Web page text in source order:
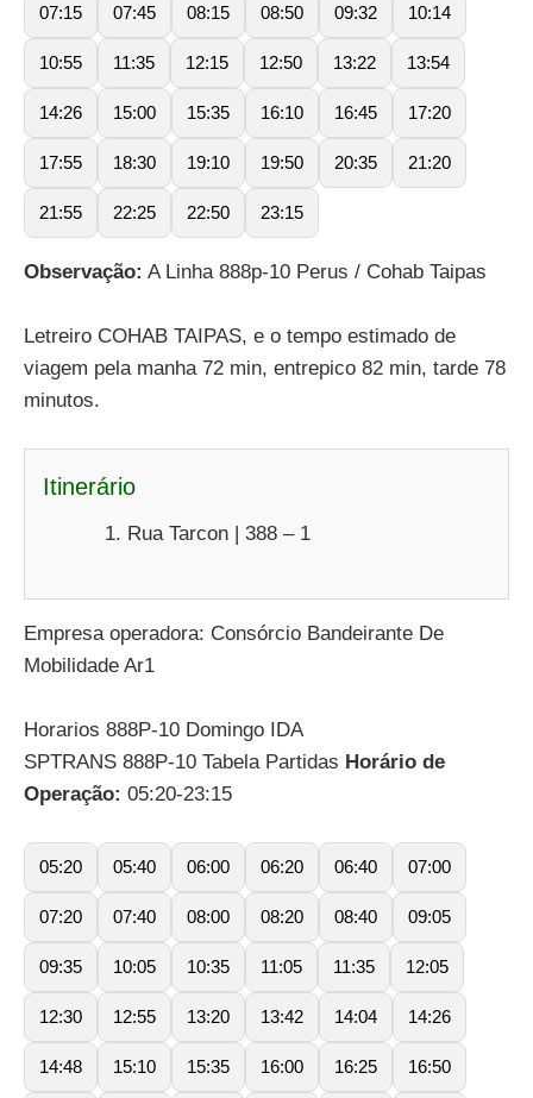
07:15 07:45 08:15 08:50 09:32 10:14
10:55 11:35 12:15 12:50 13:22 13:54
14:26 15:00 15:35 16:10 16:45 17:20
17:55 18:30 19:10 19:50 20:35 21:20
21:55 22:25 22:50 23:15
Observação: A Linha 888p-10 Perus / Cohab Taipas
Letreiro COHAB TAIPAS, e o tempo estimado de
viagem pela manha 72 min, entrepico 82 min, tarde 78
minutos.
Itinerário
Rua Tarcon | 388 – 1
Empresa operadora: Consórcio Bandeirante De
Mobilidade Ar1
Horarios 888P-10 Domingo IDA
SPTRANS 888P-10 Tabela Partidas Horário de
Operação: 05:20-23:15
05:20 05:40 06:00 06:20 06:40 07:00
07:20 07:40 08:00 08:20 08:40 09:05
09:35 10:05 10:35 11:05 11:35 12:05
12:30 12:55 13:20 13:42 14:04 14:26
14:48 15:10 15:35 16:00 16:25 16:50